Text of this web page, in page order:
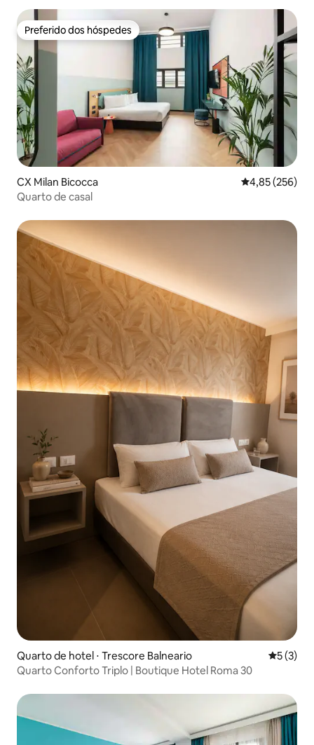
Preferido dos hóspedes
Preferido dos hóspedes
CX Milan Bicocca 4,85 de uma
4,85 (256)
Quarto de casal
Quarto de hotel ⋅ Trescore Balneario 5 de
5 (3)
Quarto Conforto Triplo | Boutique Hotel Roma 30